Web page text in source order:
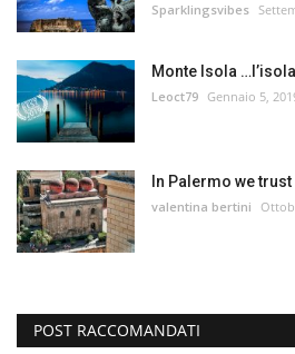
Sparklingsvibes
Monte Isola …l’isola
Leoct79 Gennaio 5,
In Palermo we trust
valentina bertini
POST RACCOMANDATI